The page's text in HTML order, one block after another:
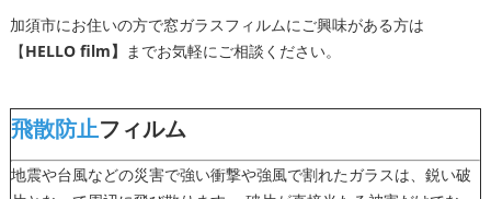
加須市にお住いの方で窓ガラスフィルムにご興味がある方は
【HELLO film】 までお気軽にご相談ください。
飛散防止フィルム
地震や台風などの災害で強い衝撃や強風で割れたガラスは、鋭い破